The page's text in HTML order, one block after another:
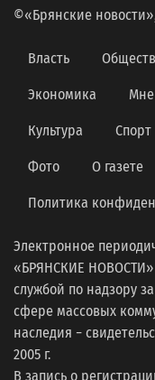
©«Брянские
Власть
Экономика
Культура Спорт
Фото О газете
Политика
Электронное
«БРЯНСКИЕ НОВОСТИ»
службой по надзору
сфере массовых
наследия −
2005 г.
В запись о